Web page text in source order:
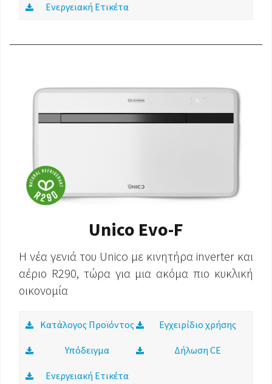
Ενεργειακή Ετικέτα
Unico Evo-F
Η νέα γενιά του Unico με κινητήρα inverter και
αέριο R290, τώρα για μια ακόμα πιο κυκλική
οικονομία
Κατάλογος Προϊόντος Εγχειρίδιο χρήσης
Υπόδειγμα Δήλωση CE
Ενεργειακή Ετικέτα